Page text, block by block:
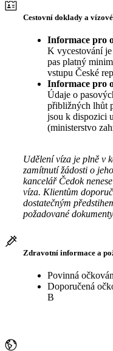
Cestovní doklady a
Informace pro
K vycestování
pas platný
vstupu České
Informace pro
Údaje o
přibližných lhůt
jsou k dispozici
(ministerstvo
Udělení víza je plně v
zamítnutí žádosti o
kancelář Čedok
víza. Klientům
dostatečným
požadované
Zdravotní informace a
Povinná
Doporučená
B